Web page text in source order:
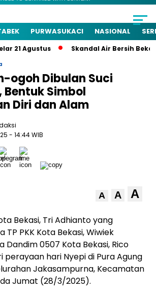
PURWASUKACI NASIONAL
21 Agustus Skandal Air Bersih
ogoh Dibulan Suci
Bentuk Simbol
Diri dan Alam
- 14:44 WIB
A A A
Bekasi, Tri Adhianto yang
TP PKK Kota Bekasi, Wiwiek
Dandim 0507 Kota Bekasi, Rico
perayaan hari Nyepi di Pura Agung
Jakasampurna, Kecamatan
Jumat (28/3/2025).